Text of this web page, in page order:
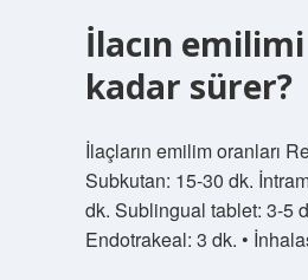
İlacın
kadar sürer?
İlaçların emilim oranları
Subkutan: 15-30 dk.
dk. Sublingual tablet: 3-5
Endotrakeal: 3 dk. •